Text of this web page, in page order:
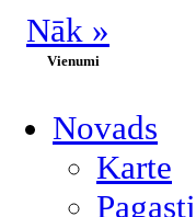
Nāk »
Vienumi
Novads
Karte
Pagasti